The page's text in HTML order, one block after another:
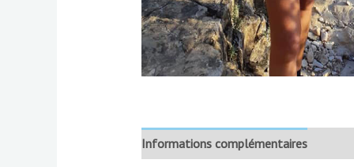
Informations complémentaires